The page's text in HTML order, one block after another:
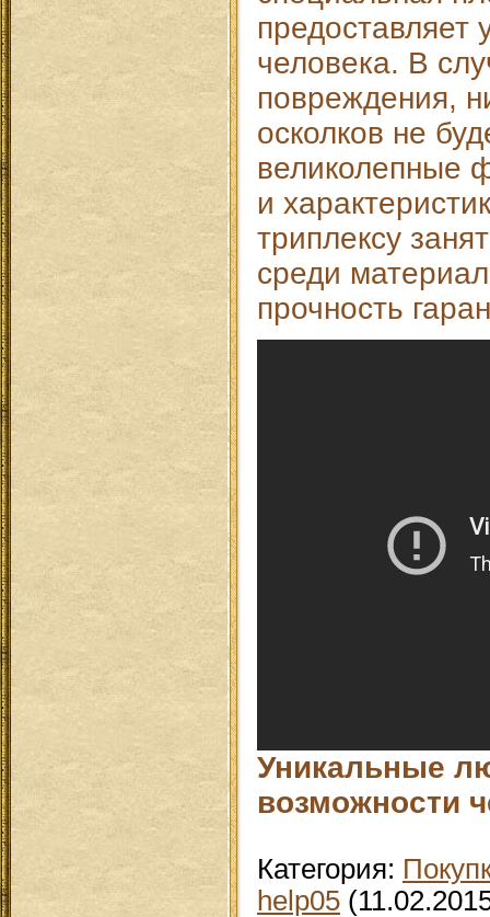
предоставляет
человека. В
повреждения,
осколков не
великолепные
и
триплексу
среди
прочность
Уникальные
возможности
Категория:
help05